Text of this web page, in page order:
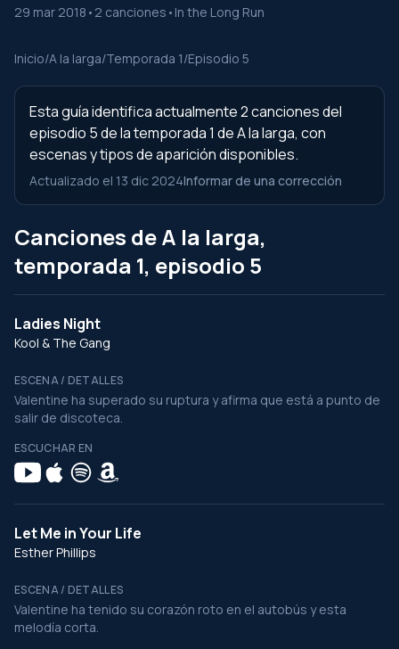
29 mar 2018 • 2 canciones • In the Long Run
Inicio/A la larga/Temporada 1/Episodio 5
Esta guía identifica actualmente 2 canciones del
episodio 5 de la temporada 1 de A la larga, con
escenas y tipos de aparición disponibles.
Actualizado el 13 dic 2024Informar de una corrección
Canciones de A la larga,
temporada 1, episodio 5
Ladies Night
Kool & The Gang
ESCENA / DETALLES
Valentine ha superado su ruptura y afirma que está a punto de
salir de discoteca.
ESCUCHAR EN
Let Me in Your Life
Esther Phillips
ESCENA / DETALLES
Valentine ha tenido su corazón roto en el autobús y esta
melodía corta.